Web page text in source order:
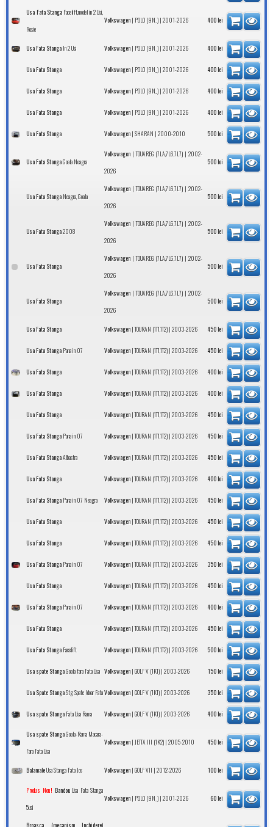
Usa Fata StangaFacelift,model in 2 Usi,
Rosie
Volkswagen | POLO (9N_) | 2001-2026 400 lei
Usa Fata Stanga In 2 Usi Volkswagen | POLO (9N_) | 2001-2026 400 lei
Usa Fata Stanga Volkswagen | POLO (9N_) | 2001-2026 400 lei
Usa Fata Stanga Volkswagen | POLO (9N_) | 2001-2026 400 lei
Usa Fata Stanga Volkswagen | POLO (9N_) | 2001-2026 400 lei
Usa Fata Stanga Volkswagen |SHARAN | 2000-2010 500 lei
Usa Fata StangaGoala Neagra
Volkswagen |TOUAREG (7LA,7L6,7L7) | 2002-
2026
500 lei
Usa Fata Stanga Neagra, Goala
Volkswagen |TOUAREG (7LA,7L6,7L7) | 2002-
2026
500 lei
Usa Fata Stanga2008
Volkswagen |TOUAREG (7LA,7L6,7L7) | 2002-
2026
500 lei
Usa Fata Stanga
Volkswagen |TOUAREG (7LA,7L6,7L7) | 2002-
2026
500 lei
Usa Fata Stanga
Volkswagen |TOUAREG (7LA,7L6,7L7) | 2002-
2026
500 lei
Usa Fata Stanga Volkswagen |TOURAN (1T1,1T2) | 2003-2026 450 lei
Usa Fata Stanga Pana in 07 Volkswagen |TOURAN (1T1,1T2) | 2003-2026 450 lei
Usa Fata Stanga Volkswagen |TOURAN (1T1,1T2) | 2003-2026 400 lei
Usa Fata Stanga Volkswagen |TOURAN (1T1,1T2) | 2003-2026 400 lei
Usa Fata Stanga Volkswagen |TOURAN (1T1,1T2) | 2003-2026 450 lei
Usa Fata Stanga Pana in 07 Volkswagen |TOURAN (1T1,1T2) | 2003-2026 450 lei
Usa Fata StangaAlbastra Volkswagen |TOURAN (1T1,1T2) | 2003-2026 450 lei
Usa Fata Stanga Volkswagen |TOURAN (1T1,1T2) | 2003-2026 400 lei
Usa Fata Stanga Pana in 07 Neagra Volkswagen |TOURAN (1T1,1T2) | 2003-2026 450 lei
Usa Fata Stanga Volkswagen |TOURAN (1T1,1T2) | 2003-2026 450 lei
Usa Fata Stanga Volkswagen |TOURAN (1T1,1T2) | 2003-2026 450 lei
Usa Fata Stanga Pana in 07 Volkswagen |TOURAN (1T1,1T2) | 2003-2026 350 lei
Usa Fata Stanga Volkswagen |TOURAN (1T1,1T2) | 2003-2026 450 lei
Usa Fata Stanga Pana in 07 Volkswagen |TOURAN (1T1,1T2) | 2003-2026 400 lei
Usa Fata Stanga Volkswagen |TOURAN (1T1,1T2) | 2003-2026 450 lei
Usa Fata Stanga Facelift Volkswagen |TOURAN (1T1,1T2) | 2003-2026 500 lei
Usa spate StangaGoala fara Fata Usa Volkswagen |GOLF V (1K1) | 2003-2026 150 lei
Usa Spate StangaStg Spate !doar FataVolkswagen |GOLF V (1K1) | 2003-2026 350 lei
Usa spate Stanga Fata Usa Rama Volkswagen |GOLF V (1K1) | 2003-2026 400 lei
Usa spate StangaGoala-Rama Macara-
Fara Fata Usa
Volkswagen | JETTA III (1K2) | 2005-2010 450 lei
BalamaleUsa Stanga Fata Jos Volkswagen |GOLF VII | 2012-2026 100 lei
Produs Nou! BandouUsa Fata Stanga
5usi
Volkswagen | POLO (9N_) | 2001-2026 60 lei
Broasca (mecanism Inchidere)